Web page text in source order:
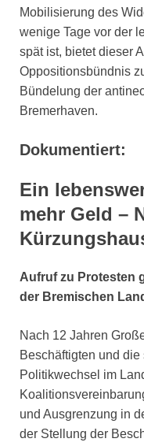
Mobilisierung des
wenige Tage vor der
spät ist, bietet dieser
Oppositionsbündnis
Bündelung der
Bremerhaven.
Dokumentiert:
Ein
mehr Geld –
Aufruf zu Protesten
der Bremischen
Nach 12 Jahren
Beschäftigten und
Politikwechsel im
und Ausgrenzung in
der Stellung der